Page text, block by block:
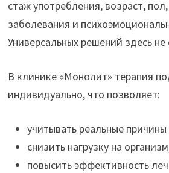
стаж употребления, возраст,
заболевания и
Универсальных решений здесь не
В клинике «Монолит» терапия
индивидуально, что позволяет:
учитывать реальные
снизить нагрузку на
повысить эффективность